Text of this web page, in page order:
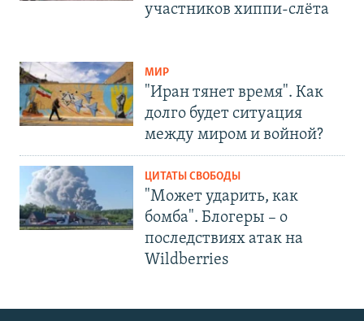
участников хиппи-слёта
МИР
"Иран тянет время". Как
долго будет ситуация
между миром и войной?
ЦИТАТЫ СВОБОДЫ
"Может ударить, как
бомба". Блогеры – о
последствиях атак на
Wildberries